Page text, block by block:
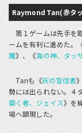
Raymond Tan(赤タ
第１ゲームは先手を
ームを有利に進めた。
魔》、《海の神、タッ
Tanも《灰の盲信者
勢には出られない。４
築く者、ジェイス》を
場へ顕現した。